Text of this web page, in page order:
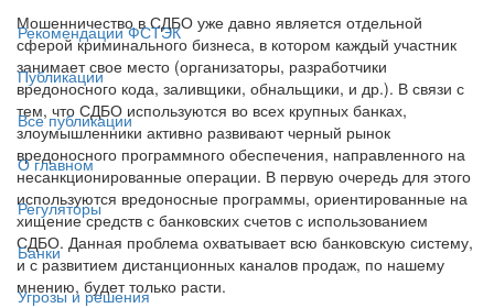
Рекомендации ФСТЭК
Публикации
Все публикации
О главном
Регуляторы
Банки
Угрозы и решения
Мошенничество в СДБО уже давно является отдельной
сферой криминального бизнеса, в котором каждый участник
занимает свое место (организаторы, разработчики
вредоносного кода, заливщики, обнальщики, и др.). В связи с
тем, что СДБО используются во всех крупных банках,
злоумышленники активно развивают черный рынок
вредоносного программного обеспечения, направленного на
несанкционированные операции. В первую очередь для этого
используются вредоносные программы, ориентированные на
хищение средств с банковских счетов с использованием
СДБО. Данная проблема охватывает всю банковскую систему,
и с развитием дистанционных каналов продаж, по нашему
мнению, будет только расти.